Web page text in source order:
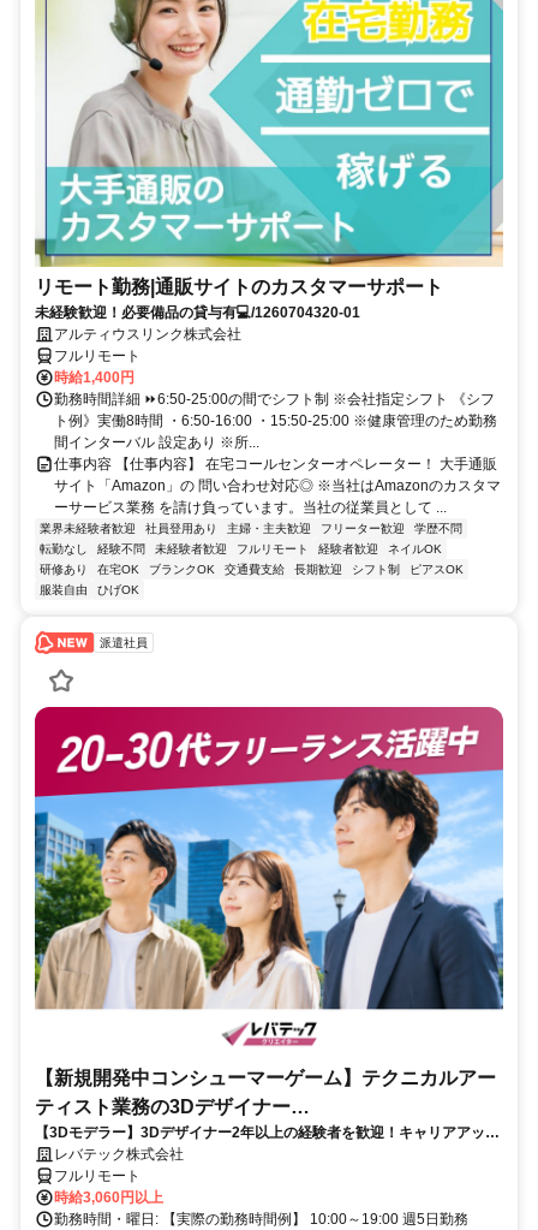
リモート勤務|通販サイトのカスタマーサポート
未経験歓迎！必要備品の貸与有💻/1260704320-01
アルティウスリンク株式会社
フルリモート
時給1,400円
勤務時間詳細 ⏩6:50-25:00の間でシフト制 ※会社指定シフト 《シフ
ト例》実働8時間 ・6:50-16:00 ・15:50-25:00 ※健康管理のため勤務
間インターバル 設定あり ※所...
仕事内容 【仕事内容】 在宅コールセンターオペレーター！ 大手通販
サイト「Amazon」の 問い合わせ対応◎ ※当社はAmazonのカスタマ
ーサービス業務 を請け負っています。当社の従業員として ...
業界未経験者歓迎 社員登用あり 主婦・主夫歓迎 フリーター歓迎
学歴不問
転勤なし
経験不問 未経験者歓迎 フルリモート 経験者歓迎
ネイルOK
研修あり
在宅OK ブランクOK 交通費支給 長期歓迎 シフト制
ピアスOK
服装自由
ひげOK
派遣社員
【新規開発中コンシューマーゲーム】テクニカルアー
ティスト業務の3Dデザイナー
_LTCR547867_CP_CRG
【3Dモデラー】3Dデザイナー2年以上の経験者を歓迎！キャリアアップ
を目指したい方も大歓迎♪
レバテック株式会社
フルリモート
時給3,060円以上
勤務時間・曜日: 【実際の勤務時間例】 10:00～19:00 週5日勤務